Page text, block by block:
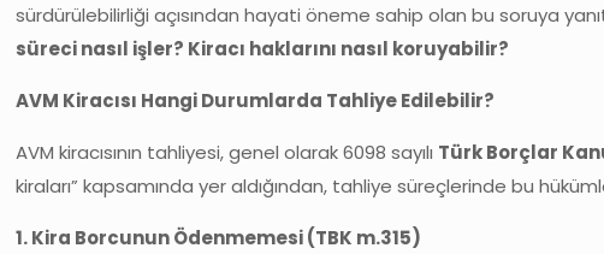
sürdürülebilirliği açısından hayati öneme sahip olan bu soruya
süreci nasıl işler? Kiracı haklarını nasıl koruyabilir?
AVM Kiracısı Hangi Durumlarda Tahliye Edilebilir?
AVM kiracısının tahliyesi, genel olarak 6098 sayılı Türk Borçlar
kiraları” kapsamında yer aldığından, tahliye süreçlerinde bu
1. Kira Borcunun Ödenmemesi (TBK m.315)